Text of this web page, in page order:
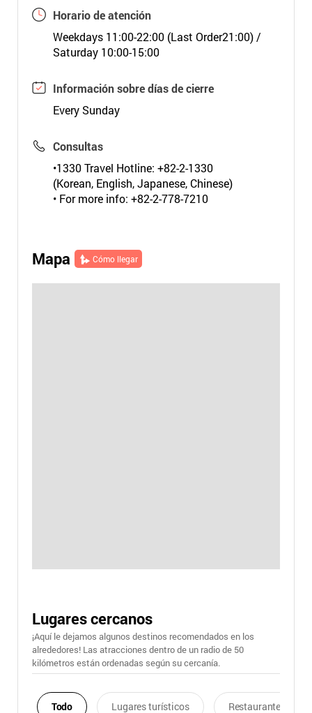
Horario de atención
Weekdays 11:00-22:00 (Last Order21:00) /
Saturday 10:00-15:00
Información sobre días de cierre
Every Sunday
Consultas
•1330 Travel Hotline: +82-2-1330
(Korean, English, Japanese, Chinese)
• For more info: +82-2-778-7210
Mapa Cómo llegar
Lugares cercanos
¡Aquí le dejamos algunos destinos recomendados en los
alrededores! Las atracciones dentro de un radio de 50
kilómetros están ordenadas según su cercanía.
Todo Lugares turísticos Restaurantes